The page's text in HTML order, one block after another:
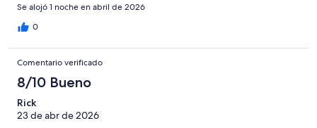
Se alojó 1 noche en abril de 2026
0
Comentario verificado
8/10 Bueno
Rick
23 de abr de 2026